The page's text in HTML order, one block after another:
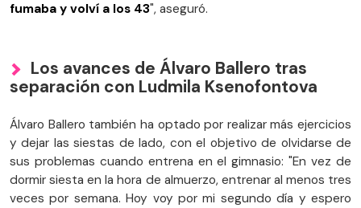
fumaba y volví a los 43", aseguró.
Los avances de Álvaro Ballero tras
separación con Ludmila Ksenofontova
Álvaro Ballero también ha optado por realizar más ejercicios
y dejar las siestas de lado, con el objetivo de olvidarse de
sus problemas cuando entrena en el gimnasio: "En vez de
dormir siesta en la hora de almuerzo, entrenar al menos tres
veces por semana. Hoy voy por mi segundo día y espero